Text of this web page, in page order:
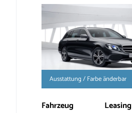
Ausstattung / Farbe änderbar
Fahrzeug
Leasing